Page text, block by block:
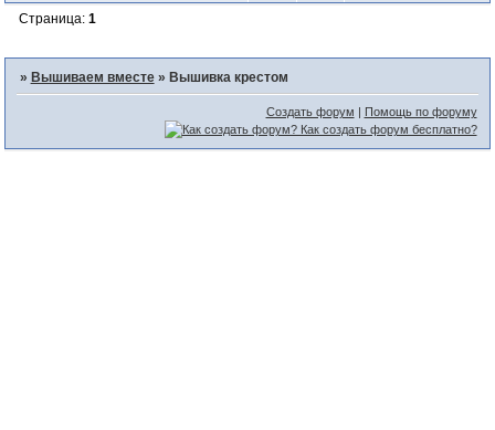
Страница: 1
» Вышиваем вместе » Вышивка крестом
Создать форум | Помощь по форуму